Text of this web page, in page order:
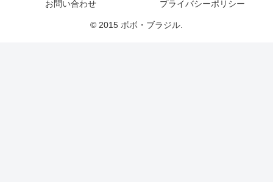
お問い合わせ
プライバシーポリシー
© 2015 ボボ・ブラジル.